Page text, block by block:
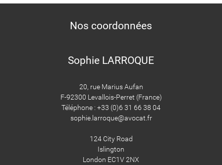
Nos coordonnées
Sophie LARROQUE
20, rue Marius Aufan
F-92300 Levallois-Perret (France)
Téléphone : +33 (0)6 31 66 38 04
sophie.larroque@avocat.fr
124 City Road
Islington
London EC1V 2NX